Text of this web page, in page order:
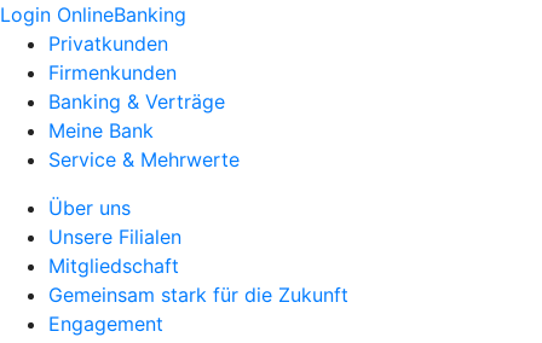
Login OnlineBanking
Privatkunden
Firmenkunden
Banking & Verträge
Meine Bank
Service & Mehrwerte
Über uns
Unsere Filialen
Mitgliedschaft
Gemeinsam stark für die Zukunft
Engagement